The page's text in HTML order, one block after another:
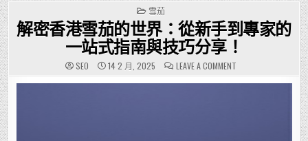
POSTED
IN
雪茄
解密香港雪茄的世界：從新手到專家的
一站式指南與技巧分享！
SEO 14 2 月, 2025 LEAVE A COMMENTON
解
密